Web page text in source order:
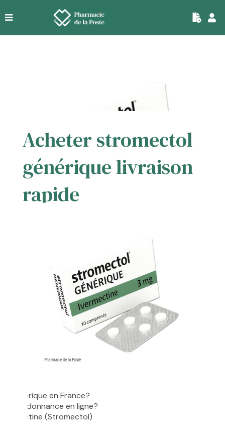
Acheter stromectol
générique livraison
rapide
générique en France?
ordonnance en ligne?
(Stromectol)